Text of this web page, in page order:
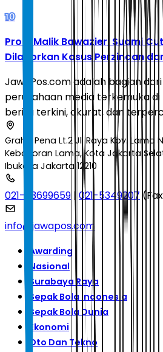
10
Profil Malik Bawazier, Suami
Dilaporkan Kasus Perzinaan
JawaPos.com adalah bagian
perusahaan media terkemuka di
berita terkini, akurat, dan
Graha Pena Lt.2 Jl. Raya Kby. Lama
Kebayoran Lama, Kota Jakarta
Ibukota Jakarta 12210
021-53699659 | 021-5349207
info@jawapos.com
Awarding
Nasional
Surabaya Raya
Sepak Bola Indonesia
Sepak Bola Dunia
Ekonomi
Oto Dan Tekno